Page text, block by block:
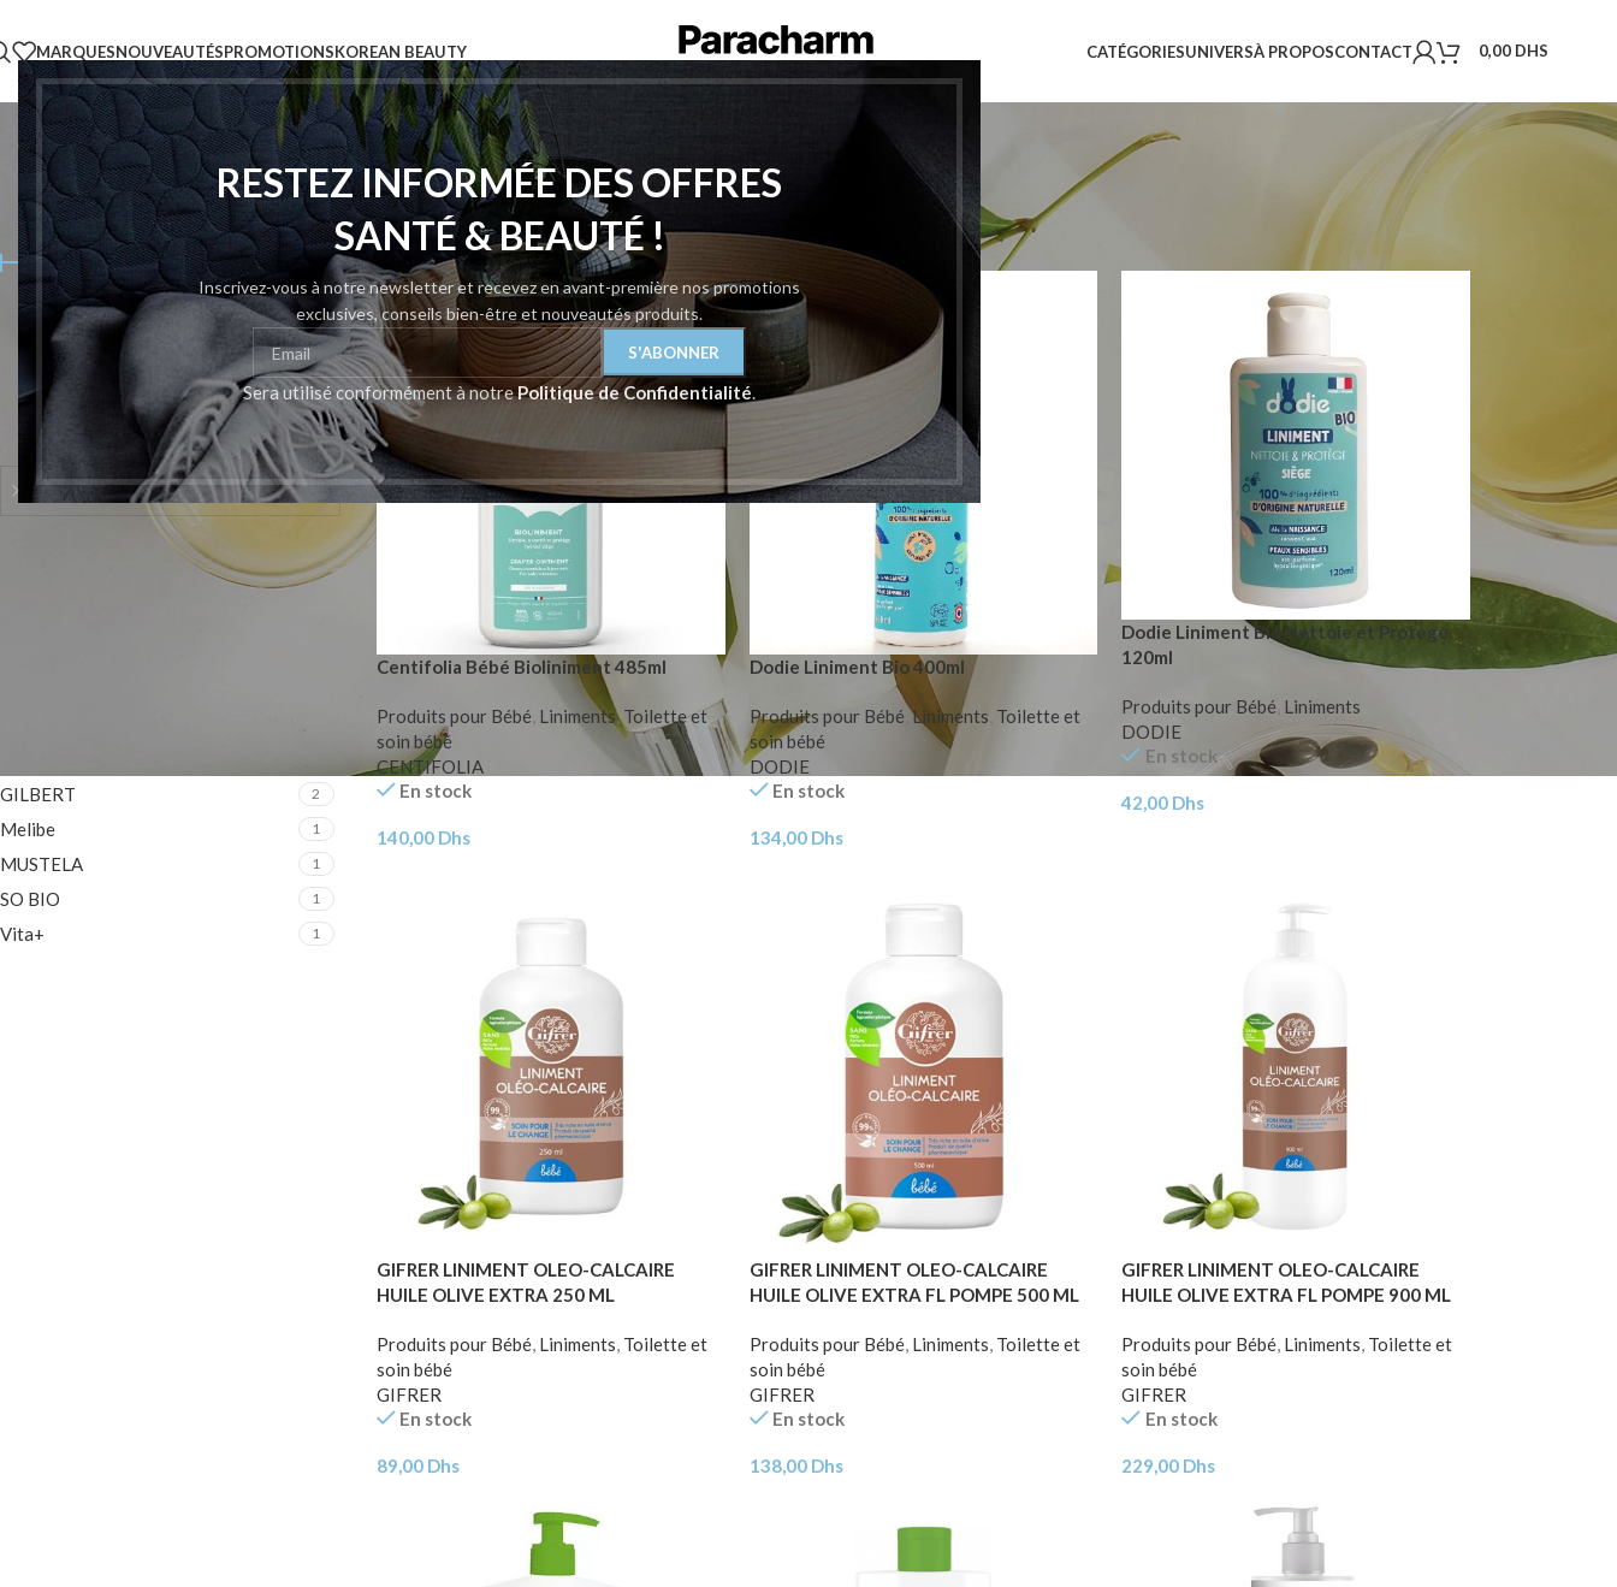
RESTEZ INFORMÉE DES OFFRES
SANTÉ & BEAUTÉ !
Inscrivez-vous à notre newsletter et recevez en avant-première nos promotions
exclusives, conseils bien-être et nouveautés produits.
Sera utilisé conformément à notrePolitique de Confidentialité.
MARQUESNOUVEAUTÉSPROMOTIONSKOREAN BEAUTY CATÉGORIESUNIVERSÀ PROPOSCONTACT 0,00 DHS
Liniments
FILTER PAR PRIX
FILTRER
40 Dhs—230 Dhs
CATÉGORIES DE PRODUITS
Liniments
GILBERT 2
Melibe 1
MUSTELA 1
SO BIO 1
Vita+ 1
Accueil/Produits pour Bébé/Liniments Afficher 9 12
Centifolia Bébé Bioliniment 485ml
Produits pour Bébé Liniments, Toilette et
soin bébé
CENTIFOLIA
En stock
140,00 Dhs
Dodie Liniment Bio 400ml
Produits pour Bébé Liniments Toilette et
soin bébé
DODIE
En stock
134,00 Dhs
Dodie Liniment Bio Nettoie et Protege
120ml
Produits pour Bébé Liniments
DODIE
En stock
42,00 Dhs
GIFRER LINIMENT OLEO-CALCAIRE
HUILE OLIVE EXTRA 250 ML
Produits pour Bébé, Liniments, Toilette et
soin bébé
GIFRER
En stock
89,00 Dhs
GIFRER LINIMENT OLEO-CALCAIRE
HUILE OLIVE EXTRA FL POMPE 500 ML
Produits pour Bébé, Liniments, Toilette et
soin bébé
GIFRER
En stock
138,00 Dhs
GIFRER LINIMENT OLEO-CALCAIRE
HUILE OLIVE EXTRA FL POMPE 900 ML
Produits pour Bébé, Liniments, Toilette et
soin bébé
GIFRER
En stock
229,00 Dhs